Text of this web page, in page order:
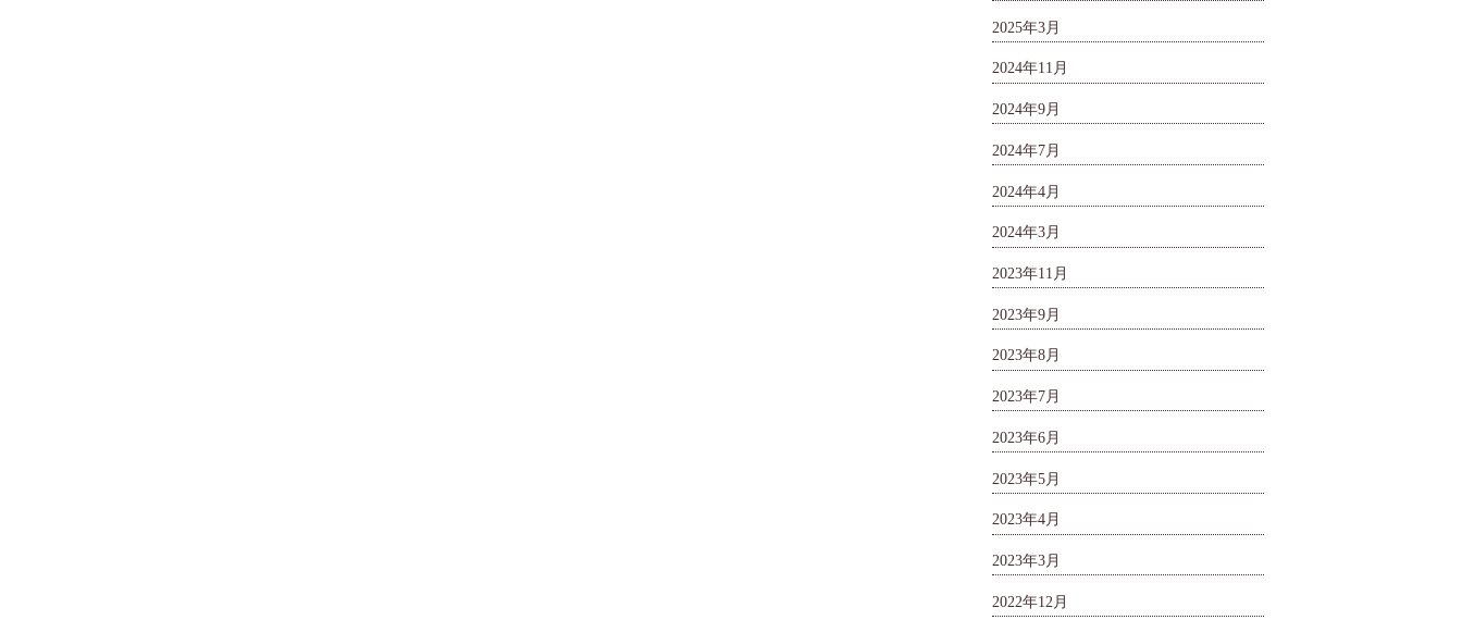
2025年3月
2024年11月
2024年9月
2024年7月
2024年4月
2024年3月
2023年11月
2023年9月
2023年8月
2023年7月
2023年6月
2023年5月
2023年4月
2023年3月
2022年12月